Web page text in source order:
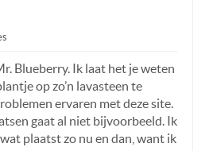
Blueberry. Ik laat het je weten
op zo’n lavasteen te
ervaren met deze site.
gaat al niet bijvoorbeeld. Ik
plaatst zo nu en dan, want ik